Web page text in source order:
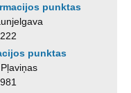
punktas
punktas